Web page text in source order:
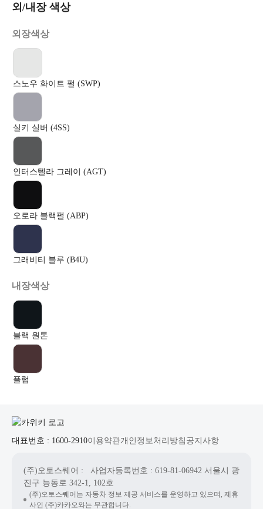
외/내장 색상
외장색상
스노우 화이트 펄 (SWP)
실키 실버 (4SS)
인터스텔라 그레이 (AGT)
오로라 블랙펄 (ABP)
그래비티 블루 (B4U)
내장색상
블랙 원톤
플럼
대표번호 : 1600-2910이용약관개인정보처리방침 공지사항
(주)오토스퀘어 : 사업자등록번호 : 619-81-06942 서울시 광
진구 능동로 342-1, 102호
(주)오토스퀘어는 자동차 정보 제공 서비스를 운영하고 있으며, 제휴
사인 (주)카카오와는 무관합니다.